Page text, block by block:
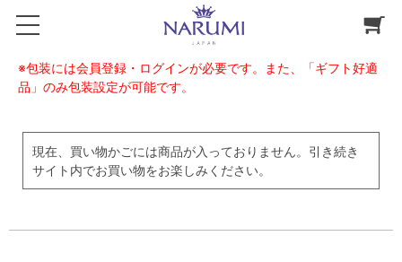
※包装には会員登録・ログインが必要です。また、「ギフト好適
品」のみ包装設定が可能です。
現在、買い物かごには商品が入っておりません。引き続き
サイト内でお買い物をお楽しみください。